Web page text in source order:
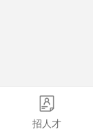
招人才